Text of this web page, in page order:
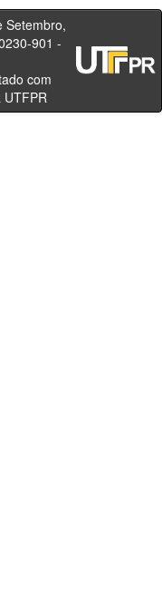
901 -
com
UTFPR